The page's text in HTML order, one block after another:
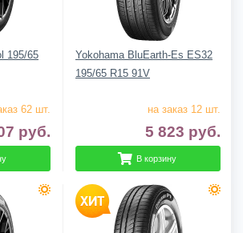
195/65
62 шт.
руб.
Yokohama BluEarth-Es ES32
195/65 R15 91V
на заказ 12 шт.
5 823 руб.
В корзину